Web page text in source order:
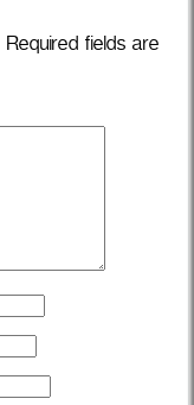
Required fields are